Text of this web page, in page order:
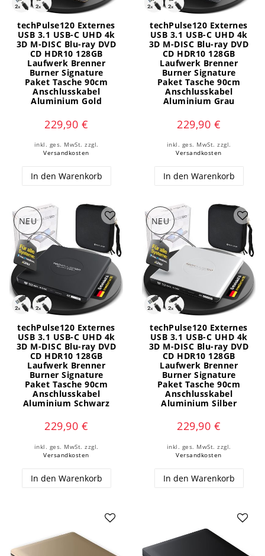
techPulse120 Externes
USB 3.1 USB-C UHD 4k
3D M-DISC Blu-ray DVD
CD HDR10 128GB
Laufwerk Brenner
Burner Signature
Paket Tasche 90cm
Anschlusskabel
Aluminium Gold
229,90 €
inkl. ges. MwSt. zzgl.
Versandkosten
In den Warenkorb
techPulse120 Externes
USB 3.1 USB-C UHD 4k
3D M-DISC Blu-ray DVD
CD HDR10 128GB
Laufwerk Brenner
Burner Signature
Paket Tasche 90cm
Anschlusskabel
Aluminium Grau
229,90 €
inkl. ges. MwSt. zzgl.
Versandkosten
In den Warenkorb
NEU
techPulse120 Externes
USB 3.1 USB-C UHD 4k
3D M-DISC Blu-ray DVD
CD HDR10 128GB
Laufwerk Brenner
Burner Signature
Paket Tasche 90cm
Anschlusskabel
Aluminium Schwarz
229,90 €
inkl. ges. MwSt. zzgl.
Versandkosten
In den Warenkorb
NEU
techPulse120 Externes
USB 3.1 USB-C UHD 4k
3D M-DISC Blu-ray DVD
CD HDR10 128GB
Laufwerk Brenner
Burner Signature
Paket Tasche 90cm
Anschlusskabel
Aluminium Silber
229,90 €
inkl. ges. MwSt. zzgl.
Versandkosten
In den Warenkorb